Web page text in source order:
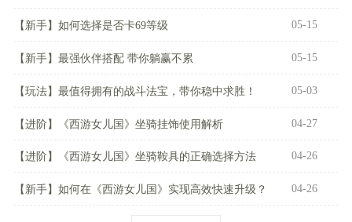
【新手】 如何选择是否卡69等级 05-15
【新手】 最强伙伴搭配 带你躺赢不累 05-15
【玩法】 最值得拥有的战斗法宝，带你稳中求胜！ 05-03
【进阶】 《西游女儿国》坐骑挂饰使用解析 04-27
【进阶】 《西游女儿国》坐骑鞍具的正确选择方法 04-26
【新手】 如何在《西游女儿国》实现高效快速升级？ 04-26